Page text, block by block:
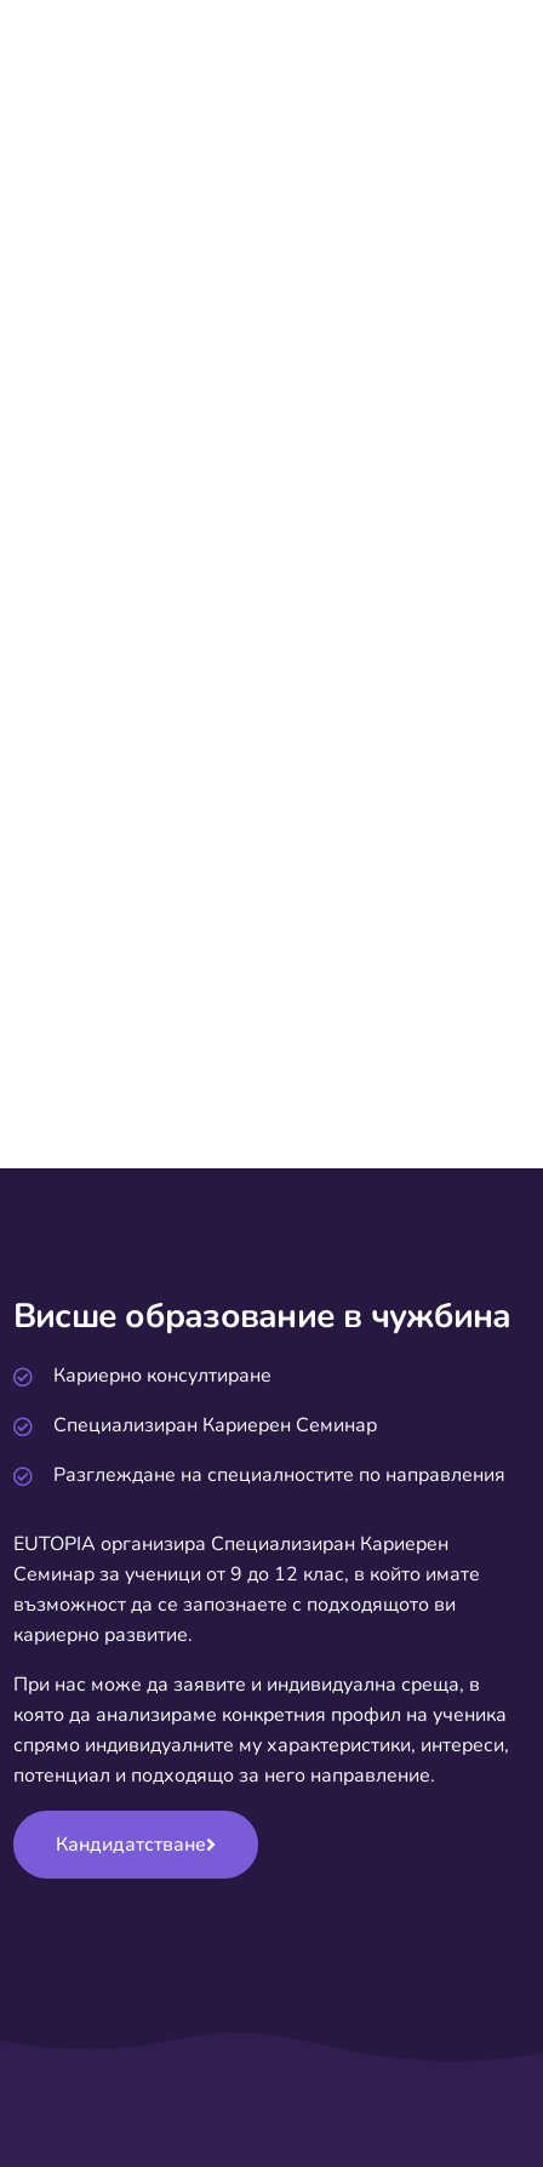
Висше образование в чужбина
Кариерно консултиране
Специализиран Кариерен Семинар
Разглеждане на специалностите по направления
EUTOPIA организира Специализиран Кариерeн
Семинар за ученици от 9 до 12 клас, в който имате
възможност да се запознаете с подходящото ви
кариерно развитие.
При нас може да заявите и индивидуална среща, в
която да анализираме конкретния профил на ученика
спрямо индивидуалните му характеристики, интереси,
потенциал и подходящо за него направление.
Кандидатстване